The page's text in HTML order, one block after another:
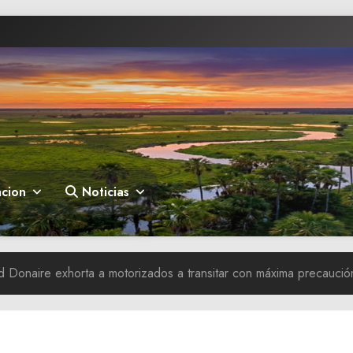
Noticias
Donaire exhorta a motorizados a transitar con máxima